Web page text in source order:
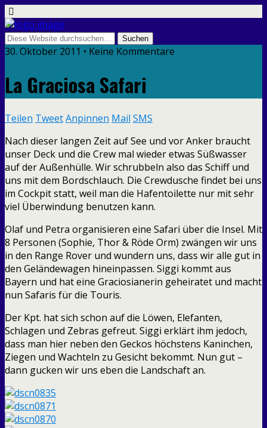
30. Oktober 2011 • Keine Kommentare
La Graciosa Safari
Teilen TweetAnpinnen Mail SMS
Nach dieser langen Zeit auf See und vor Anker braucht
unser Deck und die Crew mal wieder etwas Süßwasser
auf der Außenhülle. Wir schrubbeln also das Schiff und
uns mit dem Bordschlauch. Die Crewdusche findet bei uns
im Cockpit statt, weil man die Hafentoilette nur mit sehr
viel Überwindung benutzen kann.
Olaf und Petra organisieren eine Safari über die Insel. Mit
8 Personen (Sophie, Thor & Röde Orm) zwängen wir uns
in den Range Rover und wundern uns, dass wir alle gut in
den Geländewagen hineinpassen. Siggi kommt aus
Bayern und hat eine Graciosianerin geheiratet und macht
nun Safaris für die Touris.
Der Kpt. hat sich schon auf die Löwen, Elefanten,
Schlagen und Zebras gefreut. Siggi erklärt ihm jedoch,
dass man hier neben den Geckos höchstens Kaninchen,
Ziegen und Wachteln zu Gesicht bekommt. Nun gut –
dann gucken wir uns eben die Landschaft an.